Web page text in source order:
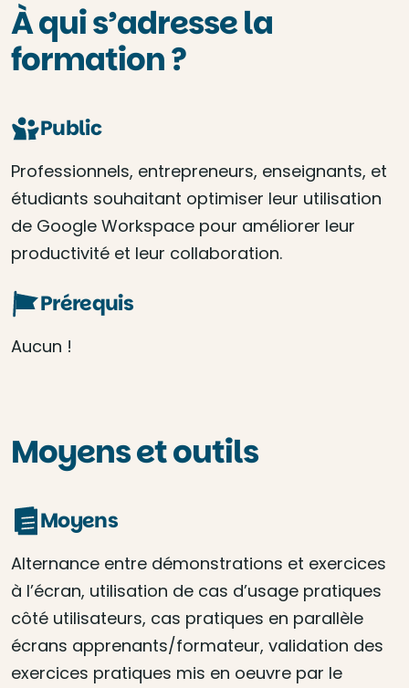
À qui s’adresse la
formation ?
Public
Professionnels, entrepreneurs, enseignants, et
étudiants souhaitant optimiser leur utilisation
de Google Workspace pour améliorer leur
productivité et leur collaboration.
Prérequis
Aucun !
Moyens et outils
Moyens
Alternance entre démonstrations et exercices
à l’écran, utilisation de cas d’usage pratiques
côté utilisateurs, cas pratiques en parallèle
écrans apprenants/formateur, validation des
exercices pratiques mis en oeuvre par le